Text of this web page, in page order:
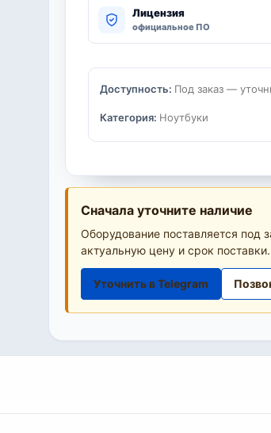
Лицензия
официальное ПО
Доступность: Под заказ —
Категория: Ноутбуки
Сначала уточните наличие
Оборудование поставляется под
актуальную цену и срок поставки.
Уточнить в Telegram